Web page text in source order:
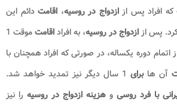
که افراد پس ازازدواج در روسیه، اقامتدائم این
پس ازازدواج در روسیه، به افراداقامت
موقت 1
دوره یکساله، در صورتی که افراد همچنان با
آن هابرای
1 سال دیگر نیز تمدید خواهد شد.
با فرد روسی و هزینه ازدواج در روسیه را نیز